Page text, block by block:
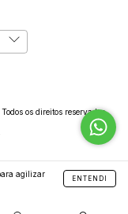
agilizar
ENTENDI
os direitos reservados.